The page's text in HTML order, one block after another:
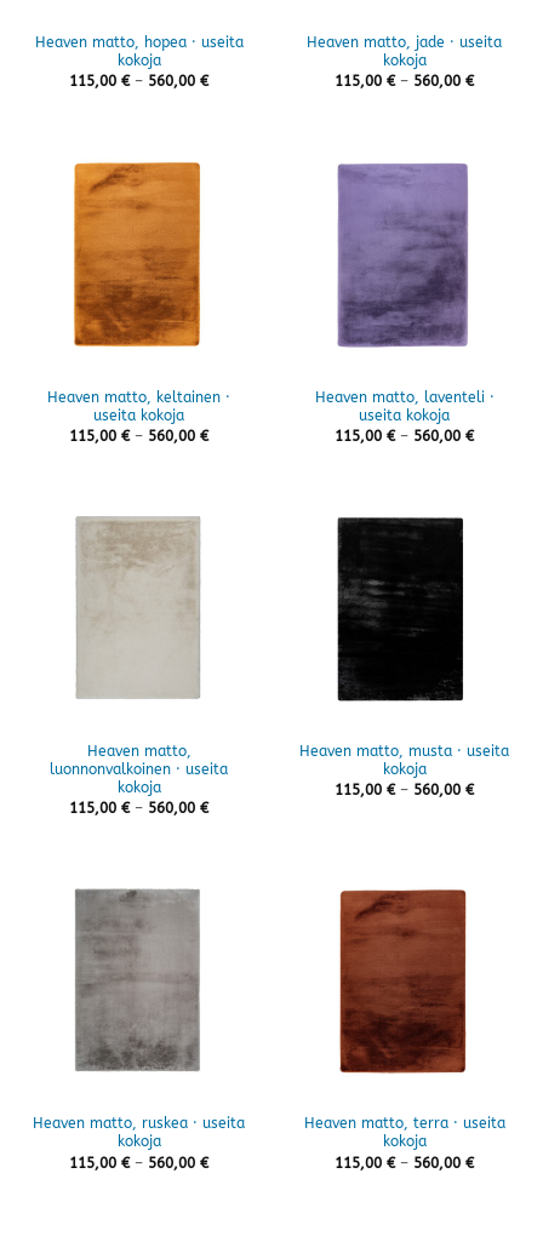
Heaven matto, hopea · useita
kokoja
115,00 € – 560,00 €Hintaluokka:
Heaven matto, jade · useita
kokoja
115,00 € – 560,00 €
Heaven matto, keltainen ·
useita kokoja
115,00 € – 560,00 €Hintaluokka:
Heaven matto, laventeli ·
useita kokoja
115,00 € – 560,00 €
Heaven matto,
luonnonvalkoinen · useita
kokoja
115,00 € – 560,00 €Hintaluokka:
Heaven matto, musta · useita
kokoja
115,00 € – 560,00 €
Heaven matto, ruskea · useita
kokoja
115,00 € – 560,00 €Hintaluokka:
Heaven matto, terra · useita
kokoja
115,00 € – 560,00 €